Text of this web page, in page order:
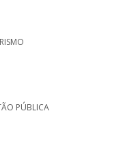
PÚBLICA